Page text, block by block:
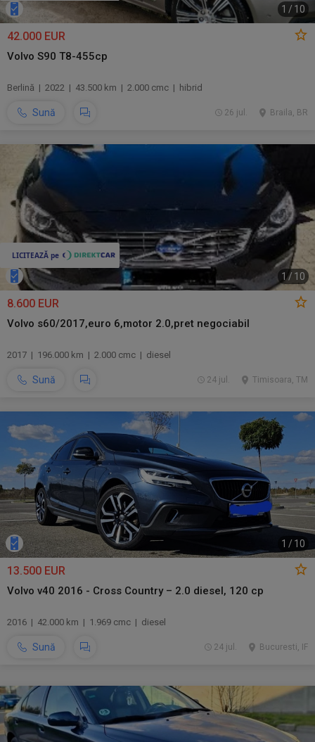
1 / 10
42.000 EUR
Volvo S90 T8-455cp
Berlină | 2022 | 43.500 km | 2.000 cmc | hibrid
Sună Braila, BR
26 jul.
1/ 10
8.600 EUR
Volvo s60/2017,euro 6,motor 2.0,pret negociabil
2017 | 196.000 km | 2.000 cmc | diesel
Sună Timisoara, TM
24 jul.
1 / 10
13.500 EUR
Volvo v40 2016 - Cross Country – 2.0 diesel, 120 cp
2016 | 42.000 km | 1.969 cmc | diesel
Sună Bucuresti, IF
24 jul.